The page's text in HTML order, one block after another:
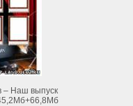
– Наш выпуск